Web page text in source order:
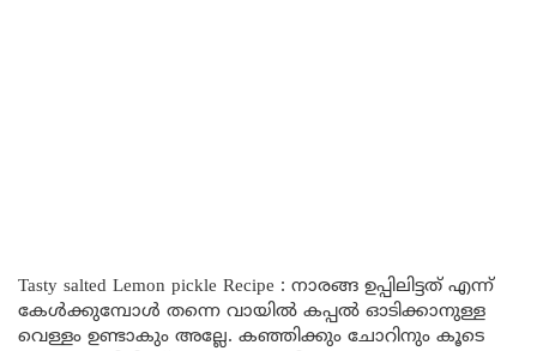
Tasty salted Lemon pickle Recipe : നാരങ്ങ ഉപ്പിലിട്ടത് എന്ന്
കേൾക്കുമ്പോൾ തന്നെ വായിൽ കപ്പൽ ഓടിക്കാനുള്ള
വെള്ളം ഉണ്ടാകും അല്ലേ. കഞ്ഞിക്കും ചോറിനും കൂടെ